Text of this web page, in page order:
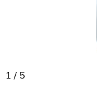
1 / 5